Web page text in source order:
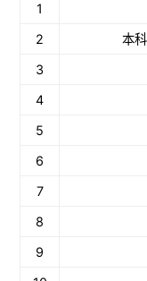
1
2
本
3
4
5
6
7
8
9